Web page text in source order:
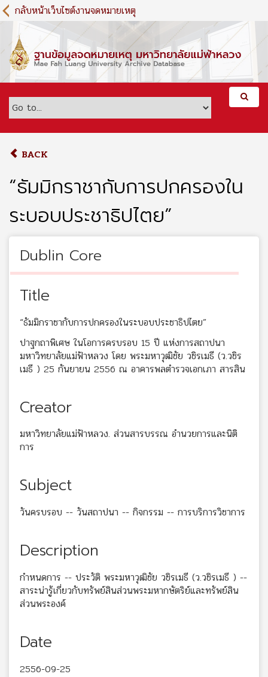
S
k
m
c
กลับหน้าเว็บไซต์งานจดหมายเหตุ
BACK
“ธัมมิกราชากับการปกครองใน
ระบอบประชาธิปไตย”
Dublin Core
Title
“ธัมมิกราชากับการปกครองในระบอบประชาธิปไตย”
ปาฐกถาพิเศษ ในโอการครบรอบ 15 ปี แห่งการสถาปนา
มหาวิทยาลัยแม่ฟ้าหลวง โดย พระมหาวุฒิชัย วชิรเมธี (ว.วชิร
เมธี ) 25 กันยายน 2556 ณ อาคารพลตำรวจเอกเภา สารสิน
Creator
มหาวิทยาลัยแม่ฟ้าหลวง. ส่วนสารบรรณ อำนวยการและนิติ
การ
Subject
วันครบรอบ -- วันสถาปนา -- กิจกรรม -- การบริการวิชาการ
Description
กำหนดการ -- ประวัติ พระมหาวุฒิชัย วชิรเมธี (ว.วชิรเมธี ) --
สาระน่ารู้เกี่ยวกับทรัพย์สินส่วนพระมหากษัตริย์และทรัพย์สิน
ส่วนพระองค์
Date
2556-09-25